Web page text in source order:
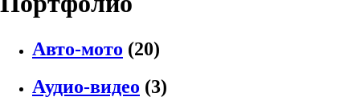
Авто-мото (20)
Аудио-видео (3)